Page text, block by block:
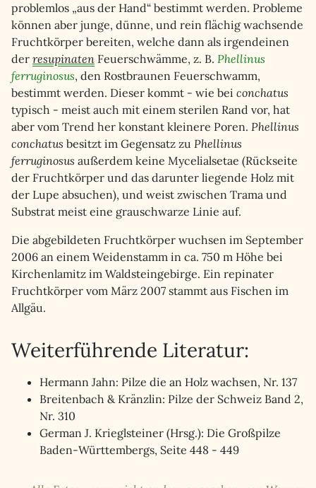
problemlos „aus der Hand“ bestimmt werden. Probleme
können aber junge, dünne, und rein flächig wachsende
Fruchtkörper bereiten, welche dann als irgendeinen
der resupinaten Feuerschwämme, z. B. Phellinus
ferruginosus, den Rostbraunen Feuerschwamm,
bestimmt werden. Dieser kommt - wie bei conchatus
typisch - meist auch mit einem sterilen Rand vor, hat
aber vom Trend her konstant kleinere Poren. Phellinus
conchatus besitzt im Gegensatz zu Phellinus
ferruginosus außerdem keine Mycelialsetae (Rückseite
der Fruchtkörper und das darunter liegende Holz mit
der Lupe absuchen), und weist zwischen Trama und
Substrat meist eine grauschwarze Linie auf.
Die abgebildeten Fruchtkörper wuchsen im September
2006 an einem Weidenstamm in ca. 750 m Höhe bei
Kirchenlamitz im Waldsteingebirge. Ein repinater
Fruchtkörper vom März 2007 stammt aus Fischen im
Allgäu.
Weiterführende Literatur:
Hermann Jahn: Pilze die an Holz wachsen, Nr. 137
Breitenbach & Kränzlin: Pilze der Schweiz Band 2,
Nr. 310
German J. Krieglsteiner (Hrsg.): Die Großpilze
Baden-Württembergs, Seite 448 - 449